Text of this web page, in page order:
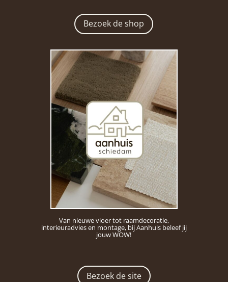
Bezoek de shop
Van nieuwe vloer tot raamdecoratie,
interieuradvies en montage, bij Aanhuis beleef jij
jouw WOW!
Bezoek de site